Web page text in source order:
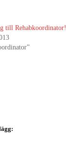
till Rehabkoordinator!